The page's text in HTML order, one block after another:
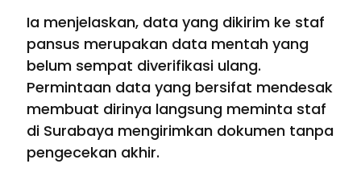
Ia menjelaskan, data yang dikirim ke staf
pansus merupakan data mentah yang
belum sempat diverifikasi ulang.
Permintaan data yang bersifat mendesak
membuat dirinya langsung meminta staf
di Surabaya mengirimkan dokumen tanpa
pengecekan akhir.